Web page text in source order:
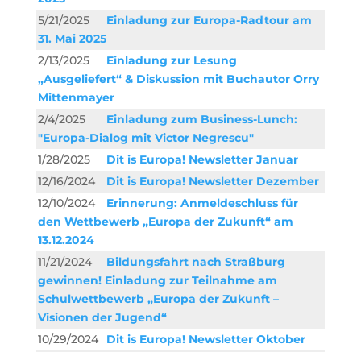
5/21/2025
Einladung zur Europa-Radtour am
31. Mai 2025
2/13/2025
Einladung zur Lesung
„Ausgeliefert“ & Diskussion mit Buchautor Orry
Mittenmayer
2/4/2025
Einladung zum Business-Lunch:
"Europa-Dialog mit Victor Negrescu"
1/28/2025
Dit is Europa! Newsletter Januar
12/16/2024
Dit is Europa! Newsletter Dezember
12/10/2024
Erinnerung: Anmeldeschluss für
den Wettbewerb „Europa der Zukunft“ am
13.12.2024
11/21/2024
Bildungsfahrt nach Straßburg
gewinnen! Einladung zur Teilnahme am
Schulwettbewerb „Europa der Zukunft –
Visionen der Jugend“
10/29/2024
Dit is Europa! Newsletter Oktober